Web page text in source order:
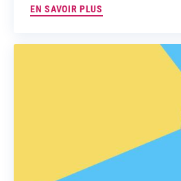
EN SAVOIR PLUS